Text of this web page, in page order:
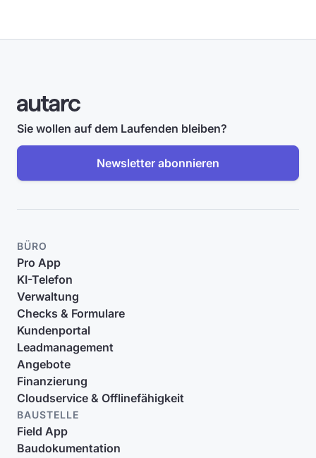
Sie wollen auf dem Laufenden bleiben?
Newsletter abonnieren
BÜRO
Pro App
KI-Telefon
Verwaltung
Checks & Formulare
Kundenportal
Leadmanagement
Angebote
Finanzierung
Cloudservice & Offlinefähigkeit
BAUSTELLE
Field App
Baudokumentation